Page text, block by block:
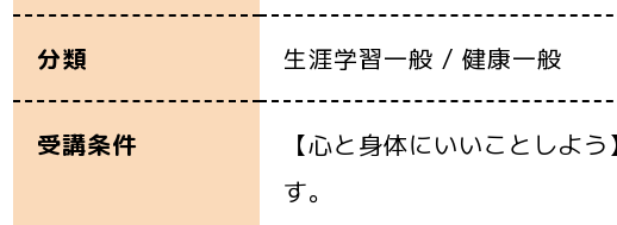
分類 生涯学習一般 / 健康一般
受講条件
【心と身体にいいことしよ
す。